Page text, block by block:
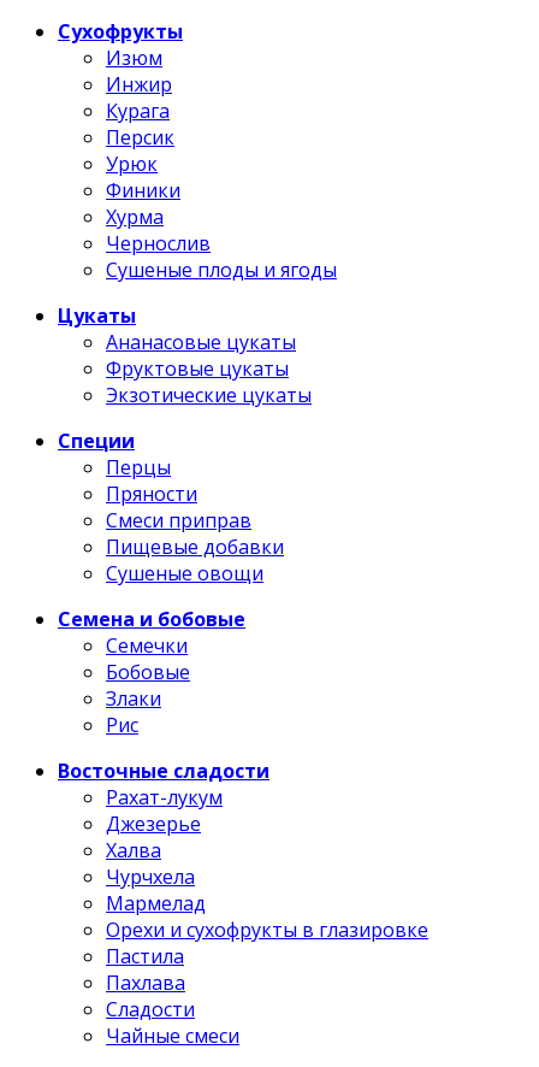
Сухофрукты
Изюм
Инжир
Курага
Персик
Урюк
Финики
Хурма
Чернослив
Сушеные плоды и ягоды
Цукаты
Ананасовые цукаты
Фруктовые цукаты
Экзотические цукаты
Специи
Перцы
Пряности
Смеси приправ
Пищевые добавки
Сушеные овощи
Семена и бобовые
Семечки
Бобовые
Злаки
Рис
Восточные сладости
Рахат-лукум
Джезерье
Халва
Чурчхела
Мармелад
Орехи и сухофрукты в глазировке
Пастила
Пахлава
Сладости
Чайные смеси